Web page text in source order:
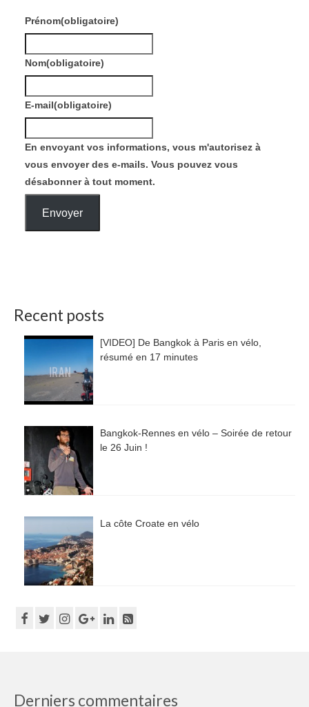
Prénom(obligatoire)
Nom(obligatoire)
E-mail(obligatoire)
En envoyant vos informations, vous m'autorisez à
vous envoyer des e-mails. Vous pouvez vous
désabonner à tout moment.
Envoyer
Recent posts
[VIDEO] De Bangkok à Paris en vélo,
résumé en 17 minutes
Bangkok-Rennes en vélo – Soirée de retour
le 26 Juin !
La côte Croate en vélo
Derniers commentaires